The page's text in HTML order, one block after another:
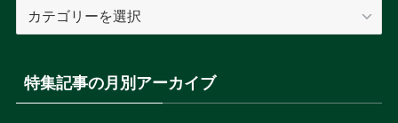
集
事
の
特集記事の月別アーカイブ